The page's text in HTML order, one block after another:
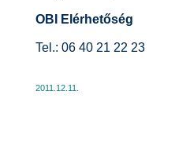
OBI Elérhetőség
Tel.: 06 40 21 22 23
2011.12.11.